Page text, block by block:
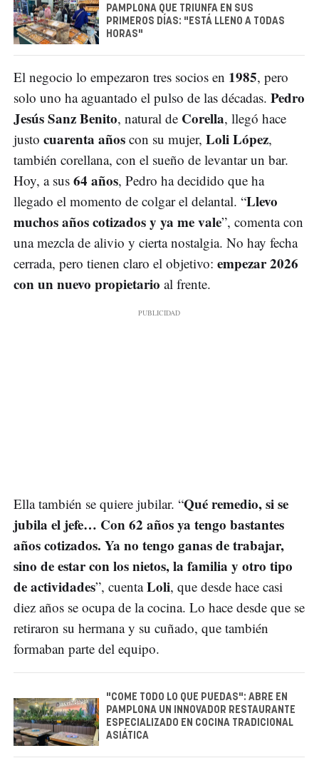
PAMPLONA QUE TRIUNFA EN SUS
PRIMEROS DÍAS: "ESTÁ LLENO A TODAS
HORAS"
El negocio lo empezaron tres socios en 1985, pero
solo uno ha aguantado el pulso de las décadas. Pedro
Jesús Sanz Benito, natural de Corella, llegó hace
justo cuarenta años con su mujer, Loli López,
también corellana, con el sueño de levantar un bar.
Hoy, a sus 64 años, Pedro ha decidido que ha
llegado el momento de colgar el delantal. “Llevo
muchos años cotizados y ya me vale”, comenta con
una mezcla de alivio y cierta nostalgia. No hay fecha
cerrada, pero tienen claro el objetivo: empezar 2026
con un nuevo propietario al frente.
Ella también se quiere jubilar. “Qué remedio, si se
jubila el jefe… Con 62 años ya tengo bastantes
años cotizados. Ya no tengo ganas de trabajar,
sino de estar con los nietos, la familia y otro tipo
de actividades”, cuentaLoli, que desde hace casi
diez años se ocupa de la cocina. Lo hace desde que se
retiraron su hermana y su cuñado, que también
formaban parte del equipo.
"COME TODO LO QUE PUEDAS": ABRE EN
PAMPLONA UN INNOVADOR RESTAURANTE
ESPECIALIZADO EN COCINA TRADICIONAL
ASIÁTICA